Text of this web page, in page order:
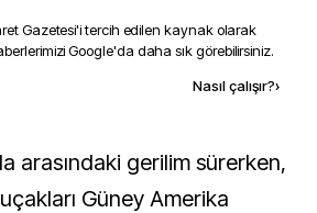
Gazetesi'i tercih edilen kaynak olarak
Google'da daha sık görebilirsiniz.
Nasıl çalışır?›
Güney Amerika